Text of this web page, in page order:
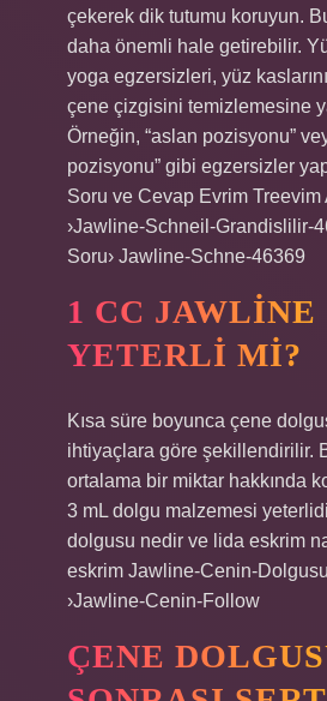
çekerek dik tutumu koruyun.
daha önemli hale getirebilir.
yoga egzersizleri, yüz
çene çizgisini temizlemesine
Örneğin, “aslan pozisyonu”
pozisyonu” gibi egzersizler
Soru ve Cevap Evrim Treevim
›Jawline-Schneil-Grandislilir-
Soru› Jawline-Schne-46369
1 CC JAWLINE
YETERLI MI?
Kısa süre boyunca çene
ihtiyaçlara göre şekillendirilir.
ortalama bir miktar hakkında
3 mL dolgu malzemesi
dolgusu nedir ve lida eskrim
eskrim Jawline-Cenin-
›Jawline-Cenin-Follow
ÇENE